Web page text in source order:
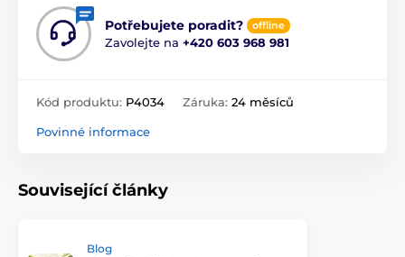
Potřebujete poradit? offline
Zavolejte na +420 603 968 981
Kód produktu: P4034 Záruka: 24 měsíců
Povinné informace
Související články
Blog